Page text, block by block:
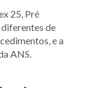
25, Pré
de
e a
ANS.